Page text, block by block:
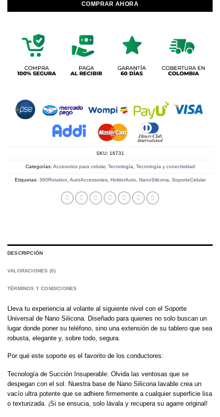
COMPRAR AHORA
SKU: 16731
Categorías: Accesorios para celular, Tecnología, Tecnología y conectividad
Etiquetas: 360Rotation, AutoAccessories, HolderAuto, NanoSilicona, SoporteCelular
DESCRIPCIÓN
VALORACIONES (0)
TÉRMINOS Y CONDICIONES
Lleva tu experiencia al volante al siguiente nivel con el Soporte
Universal de Nano Silicona. Diseñado para quienes no solo buscan un
lugar donde poner su teléfono, sino una extensión de su tablero que sea
robusta, elegante y, sobre todo, segura.
Por qué este soporte es el favorito de los conductores:
Tecnología de Succión Insuperable: Olvida las ventosas que se
despegan con el sol. Nuestra base de Nano Silicona lavable crea un
vacío ultra potente que se adhiere firmemente a cualquier superficie lisa
o texturizada. ¡Si se ensucia, solo lávala y recupera su agarre original!